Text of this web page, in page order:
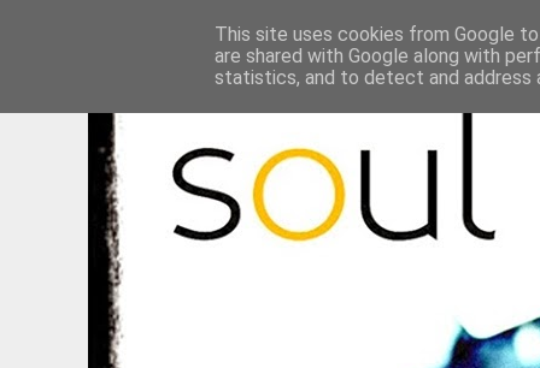
This site uses cookies from Google
are shared with Google along with
statistics, and to detect and address